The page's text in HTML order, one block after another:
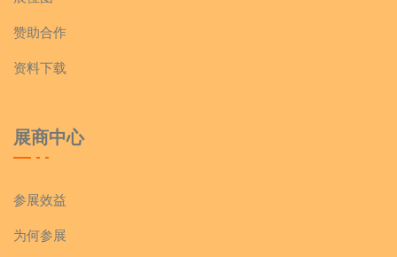
赞助合作
资料下载
展商中心
参展效益
为何参展